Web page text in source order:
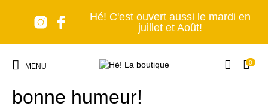
Hé! C'est ouvert aussi le mardi en
juillet et Août!
MENU 0
De retour dans la joie et la
bonne humeur!